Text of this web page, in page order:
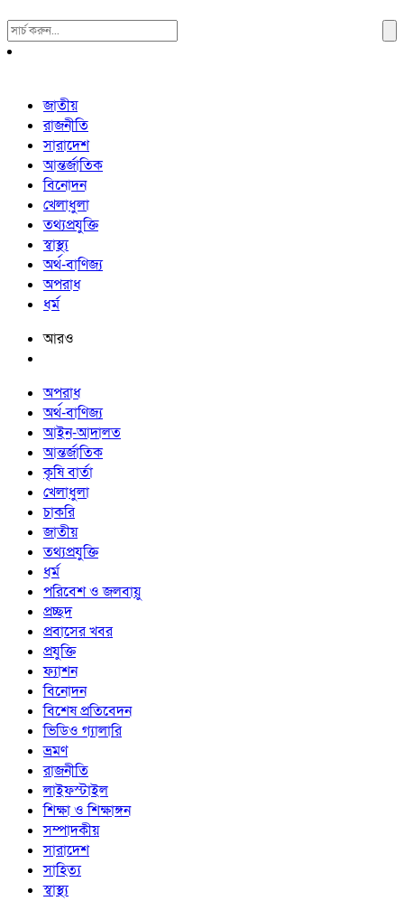
Search
For:
জাতীয়
রাজনীতি
সারাদেশ
আন্তর্জাতিক
বিনোদন
খেলাধুলা
তথ্যপ্রযুক্তি
স্বাস্থ্য
অর্থ-বাণিজ্য
অপরাধ
ধর্ম
আরও
অপরাধ
অর্থ-বাণিজ্য
আইন-আদালত
আন্তর্জাতিক
কৃষি বার্তা
খেলাধুলা
চাকরি
জাতীয়
তথ্যপ্রযুক্তি
ধর্ম
পরিবেশ ও জলবায়ু
প্রচ্ছদ
প্রবাসের খবর
প্রযুক্তি
ফ্যাশন
বিনোদন
বিশেষ প্রতিবেদন
ভিডিও গ্যালারি
ভ্রমণ
রাজনীতি
লাইফস্টাইল
শিক্ষা ও শিক্ষাঙ্গন
সম্পাদকীয়
সারাদেশ
সাহিত্য
স্বাস্থ্য